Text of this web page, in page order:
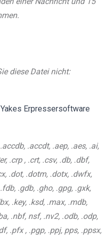
diese Datei nicht:
Erpressersoftware
.accdt, .aep, .aes, .ai,
.crp , .crt, .csv, .db, .dbf,
.dot, .dotm, .dotx, .dwfx,
.gdb, .gho, .gpg, .gxk,
.key, .ksd, .max, .mdb,
.nbf, nsf, .nv2, .odb, .odp,
.pfx , .pgp, .ppj, pps, .ppsx,